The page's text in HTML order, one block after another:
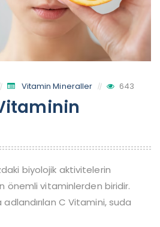
Vitamin Mineraller 643
biyolojik aktivitelerin
önemli vitaminlerden biridir.
C Vitamini, suda